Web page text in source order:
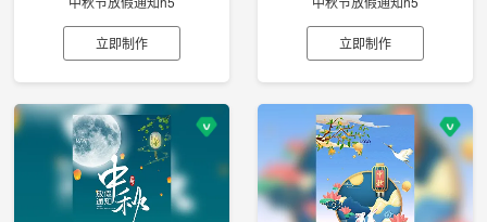
立即制作 立即制作